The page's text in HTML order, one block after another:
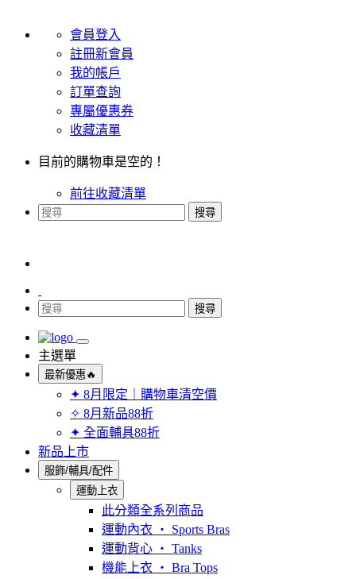
會員登入
註冊新會員
我的帳戶
訂單查詢
專屬優惠券
收藏清單
目前的購物車是空的！
前往收藏清單
搜尋
搜尋
主選單
最新優惠🔥
✦ 8月限定｜購物車清空價
✧ 8月新品88折
✦ 全面輔具88折
新品上市
服飾/輔具/配件
運動上衣
此分類全系列商品
運動內衣 ‧ Sports Bras
運動背心 ‧ Tanks
機能上衣 ‧ Bra Tops